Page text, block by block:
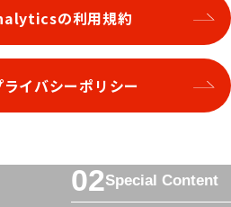
の利用規約
イバシーポリシー
Special Content